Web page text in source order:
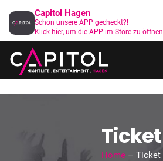
Ticket
Home – Ticket
Capitol Hagen
Schon unsere APP gecheckt?!
Klick hier, um die APP im Store zu öffnen